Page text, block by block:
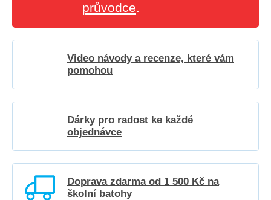
průvodce.
Video návody a recenze, které vám
pomohou
Dárky pro radost ke každé
objednávce
Doprava zdarma od 1 500 Kč na
školní batohy